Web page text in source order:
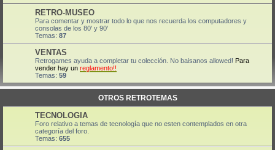
RETRO-MUSEO
Para comentar y mostrar todo lo que nos recuerda los computadores y
consolas de los 80' y 90'
Temas: 87
VENTAS
Retrogames ayuda a completar tu colección. No baisanos allowed! Para
vender hay un reglamento!!
Temas: 59
OTROS RETROTEMAS
TECNOLOGIA
Foro relativo a temas de tecnología que no esten contemplados en otra
categoría del foro.
Temas: 655